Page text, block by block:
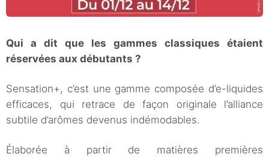
Qui a dit que les gammes classiques étaient
réservées aux débutants ?
Sensation+, c’est une gamme composée d’e-liquides
efficaces, qui retrace de façon originale l’alliance
subtile d’arômes devenus indémodables.
Élaborée à partir de matières premières